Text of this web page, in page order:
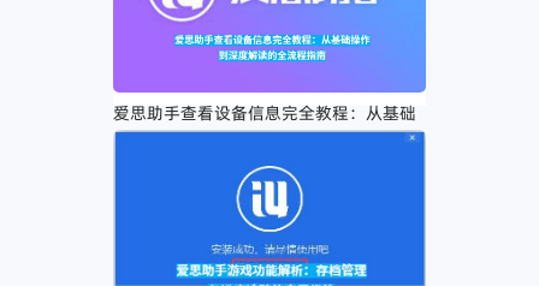
爱思助手查看设备信息完全教程：从基础
操作到深度解读的全流程指南